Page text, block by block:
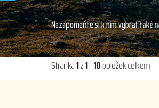
Nezapomeňte si k nim vybrat také
Stránka1z1-10položek celkem